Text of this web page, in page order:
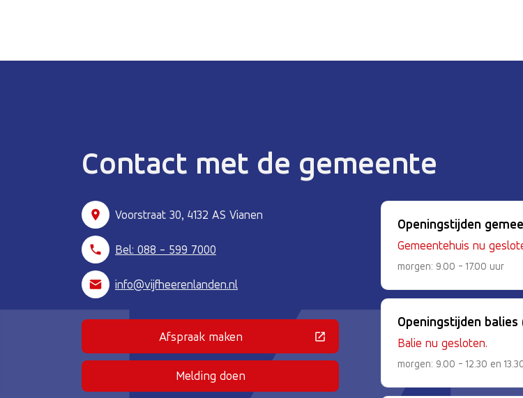
Contact met de gemeente
Voorstraat 30, 4132 AS Vianen
Bel: 088 - 599 7000
info@vijfheerenlanden.nl
Afspraak maken(Deze link gaat naar een externe website)
Melding doen
Openingstijden
Gemeentehuis nu
morgen: 9.00 - 17.00 uur
Openingstijden
Balie nu gesloten.
morgen: 9.00 - 12.30 en